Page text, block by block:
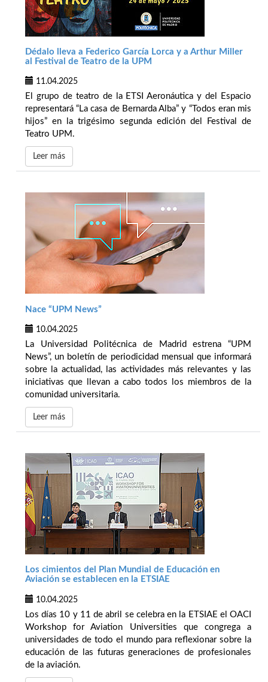
Dédalo lleva a Federico García Lorca y a Arthur Miller
al Festival de Teatro de la UPM
11.04.2025
El grupo de teatro de la ETSI Aeronáutica y del Espacio
representará “La casa de Bernarda Alba” y “Todos eran mis
hijos” en la trigésimo segunda edición del Festival de
Teatro UPM.
Leer más
Nace “UPM News”
10.04.2025
La Universidad Politécnica de Madrid estrena “UPM
News”, un boletín de periodicidad mensual que informará
sobre la actualidad, las actividades más relevantes y las
iniciativas que llevan a cabo todos los miembros de la
comunidad universitaria.
Leer más
Los cimientos del Plan Mundial de Educación en
Aviación se establecen en la ETSIAE
10.04.2025
Los días 10 y 11 de abril se celebra en la ETSIAE el OACI
Workshop for Aviation Universities que congrega a
universidades de todo el mundo para reflexionar sobre la
educación de las futuras generaciones de profesionales
de la aviación.